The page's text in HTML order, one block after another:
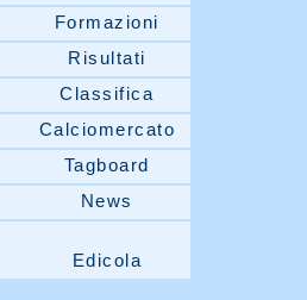
Formazioni
Risultati
Classifica
Calciomercato
Tagboard
News
Edicola